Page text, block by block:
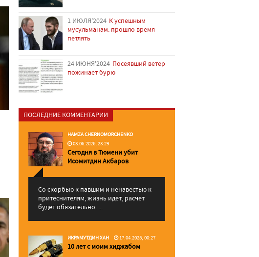
1 ИЮЛЯ'2024 К успешным
мусульманам: прошло время
петлять
24 ИЮНЯ'2024 Посеявший ветер
пожинает бурю
ПОСЛЕДНИЕ КОММЕНТАРИИ
HAMZA CHERNOMORCHENKO
03.06.2026, 23:29
Сегодня в Тюмени убит
Исомитдин Акбаров
Со скорбью к павшим и ненавестью к
притеснителям, жизнь идет, расчет
будет обязательно. ...
ИКРАМУТДИН ХАН 17.04.2025, 00:27
10 лет с моим хиджабом